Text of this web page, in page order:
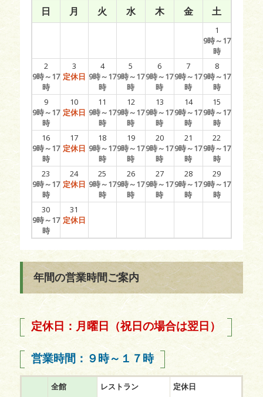
日 月 火 水 木 金 土
1
9時～17
時
2
9時～17
時
3
定休日
4
9時～17
時
5
9時～17
時
6
9時～17
時
7
9時～17
時
8
9時～17
時
9
9時～17
時
10
定休日
11
9時～17
時
12
9時～17
時
13
9時～17
時
14
9時～17
時
15
9時～17
時
16
9時～17
時
17
定休日
18
9時～17
時
19
9時～17
時
20
9時～17
時
21
9時～17
時
22
9時～17
時
23
9時～17
時
24
定休日
25
9時～17
時
26
9時～17
時
27
9時～17
時
28
9時～17
時
29
9時～17
時
30
9時～17
時
31
定休日
年間の営業時間ご案内
定休日：月曜日（祝日の場合は翌日）
営業時間：９時～１７時
全館 レストラン 定休日